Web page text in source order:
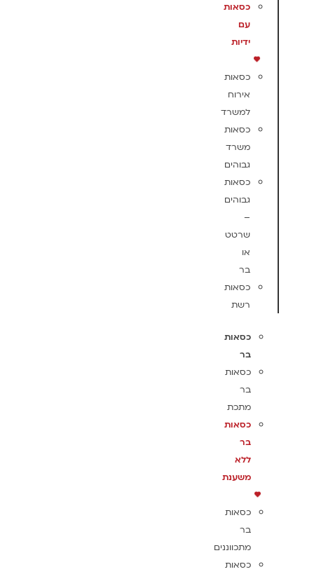
כסאות
עם
ידיות
כסאות
אירוח
למשרד
כסאות
משרד
גבוהים
כסאות
גבוהים
–
שרטט
או
בר
כסאות
רשת
כסאות
בר
כסאות
בר
מתכת
כסאות
בר
ללא
משענת
כסאות
בר
מתכווננים
כסאות